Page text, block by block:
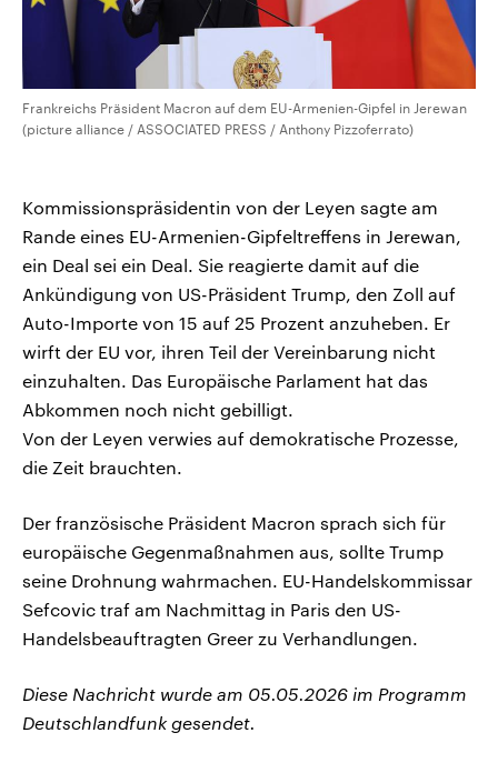
Frankreichs Präsident Macron auf dem EU-Armenien-Gipfel in Jerewan
(picture alliance / ASSOCIATED PRESS / Anthony Pizzoferrato)
Kommissionspräsidentin von der Leyen sagte am
Rande eines EU-Armenien-Gipfeltreffens in Jerewan,
ein Deal sei ein Deal. Sie reagierte damit auf die
Ankündigung von US-Präsident Trump, den Zoll auf
Auto-Importe von 15 auf 25 Prozent anzuheben. Er
wirft der EU vor, ihren Teil der Vereinbarung nicht
einzuhalten. Das Europäische Parlament hat das
Abkommen noch nicht gebilligt.
Von der Leyen verwies auf demokratische Prozesse,
die Zeit brauchten.
Der französische Präsident Macron sprach sich für
europäische Gegenmaßnahmen aus, sollte Trump
seine Drohnung wahrmachen. EU-Handelskommissar
Sefcovic traf am Nachmittag in Paris den US-
Handelsbeauftragten Greer zu Verhandlungen.
Diese Nachricht wurde am 05.05.2026 im Programm
Deutschlandfunk gesendet.